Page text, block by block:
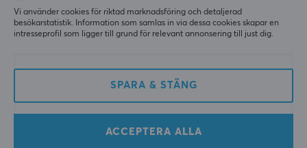
Level 11
Casual Commander
PC
Playstation
Vi använder cookies för riktad marknadsföring och detaljerad
besökarstatistik. Information som samlas in via dessa cookies skapar en
intresseprofil som ligger till grund för relevant annonsering till just dig.
SPARA & STÄNG
ACCEPTERA ALLA